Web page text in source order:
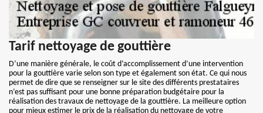
Tarif nettoyage de gouttière
D’une manière générale, le coût d’accomplissement d’une intervention
pour la gouttière varie selon son type et également son état. Ce qui nous
permet de dire que se renseigner sur le site des différents prestataires
n’est pas suffisant pour une bonne préparation budgétaire pour la
réalisation des travaux de nettoyage de la gouttière. La meilleure option
pour mieux estimer le prix de la réalisation du nettoyage de votre